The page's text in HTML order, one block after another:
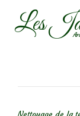
AllerLes